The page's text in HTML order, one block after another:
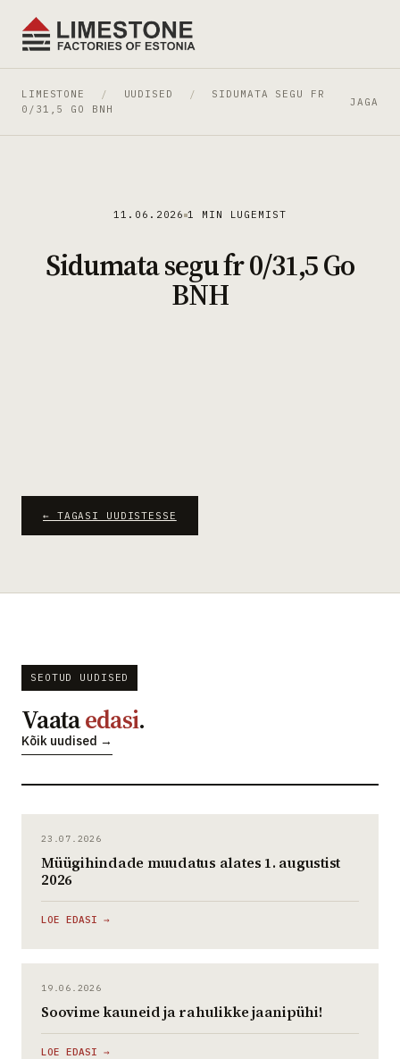
LIMESTONE / UUDISED /
SIDUMATA SEGU FR
0/31,5 GO BNH
JAGA
11.06.2026 1 MIN LUGEMIST
Sidumata segu fr 0/31,5 Go
BNH
← TAGASI UUDISTESSE
SEOTUD UUDISED
Vaataedasi.
Kõik uudised →
23.07.2026
Müügihindade muudatus alates 1. augustist
2026
LOE EDASI →
19.06.2026
Soovime kauneid ja rahulikke jaanipühi!
LOE EDASI →